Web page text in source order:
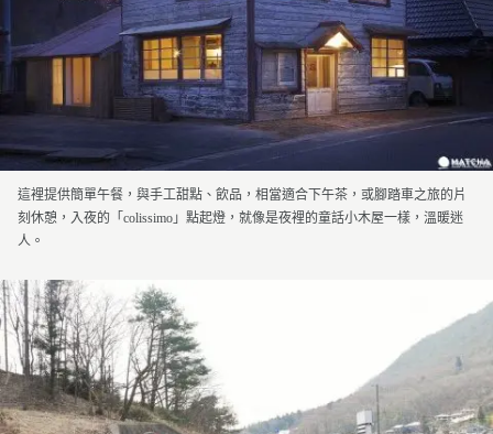
這裡提供簡單午餐，與手工甜點、飲品，相當適合下午茶，或腳踏車之旅的片
刻休憩，入夜的「colissimo」點起燈，就像是夜裡的童話小木屋一樣，溫暖迷
人。